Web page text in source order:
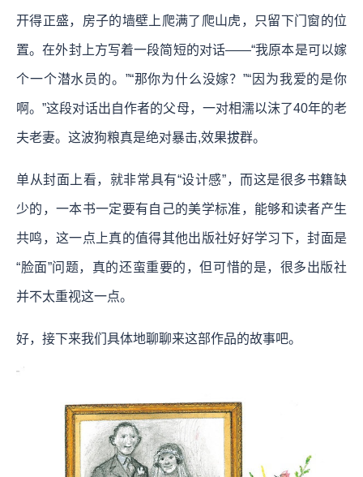
开得正盛，房子的墙壁上爬满了爬山虎，只留下门窗的位
置。在外封上方写着一段简短的对话——“我原本是可以嫁
个一个潜水员的。”“那你为什么没嫁？”“因为我爱的是你
啊。”这段对话出自作者的父母，一对相濡以沫了40年的老
夫老妻。这波狗粮真是绝对暴击,效果拔群。
单从封面上看，就非常具有“设计感”，而这是很多书籍缺
少的，一本书一定要有自己的美学标准，能够和读者产生
共鸣，这一点上真的值得其他出版社好好学习下，封面是
“脸面”问题，真的还蛮重要的，但可惜的是，很多出版社
并不太重视这一点。
好，接下来我们具体地聊聊来这部作品的故事吧。